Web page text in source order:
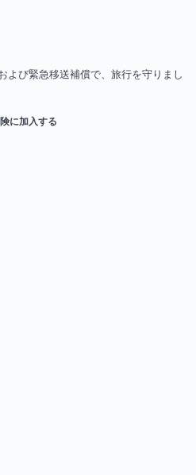
よび緊急移送補償で、旅行を守りまし
に加入する